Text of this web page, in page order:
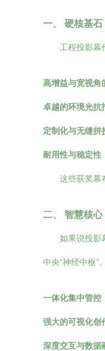
一、 硬核基
工程投影幕
高增益与宽视角
卓越的环境光抗
定制化与无缝拼
耐用性与稳定性
这些获奖幕
二、 智慧核
如果说投影
中央“神经中枢”
一体化集中管控
强大的可视化创
深度交互与数据